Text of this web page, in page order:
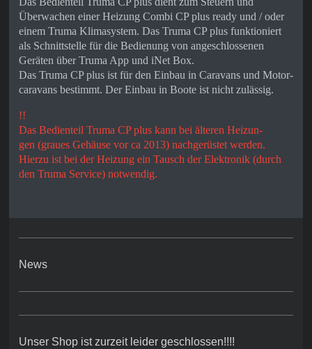
programmierbar
Individuelle
Temperatureinste
llung nach
Uhrzeit – für eine
ruhige Nacht
alle iNet fähigen
Truma Geräte
Erweiterbar mit
Überwachen einer Heizung Combi CP plus ready und / oder
einem Truma Klimasystem. Das Truma CP plus funktioniert
als Schnittstelle für die Bedienung von angeschlossenen
Geräten über Truma App und iNet Box.
Das Truma CP plus ist für den Einbau in Caravans und Motor-
caravans bestimmt. Der Einbau in Boote ist nicht zulässig.
!!
Das Bedienteil Truma CP plus kann bei älteren Heizun-
gen (graues Gehäuse vor ca 2013) nachgerüstet werden.
Hierzu ist bei der Heizung ein Tausch der Elektronik (durch
den Truma Service) notwendig.
News
Unser Shop ist zurzeit leider geschlossen!!!!